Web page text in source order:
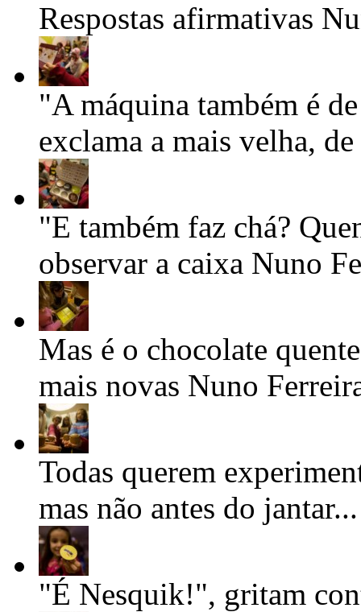
Respostas afirmativas
"A máquina também é
exclama a mais velha,
"E também faz chá?
observar a caixa Nuno
Mas é o chocolate
mais novas Nuno
Todas querem
mas não antes do
"É Nesquik!", gritam